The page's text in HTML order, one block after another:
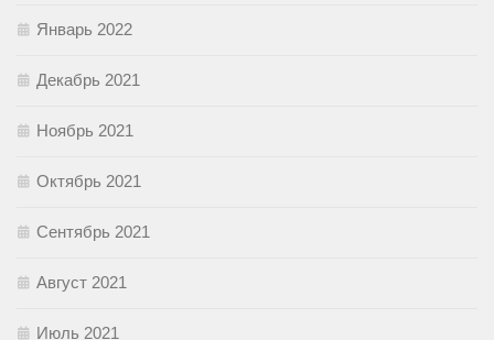
Январь 2022
Декабрь 2021
Ноябрь 2021
Октябрь 2021
Сентябрь 2021
Август 2021
Июль 2021